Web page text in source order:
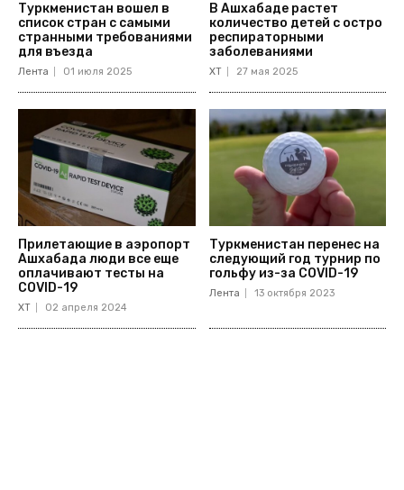
Туркменистан вошел в
список стран с самыми
странными требованиями
для въезда
Лента 01 июля 2025
В Ашхабаде растет
количество детей с остро
респираторными
заболеваниями
ХТ 27 мая 2025
Прилетающие в аэропорт
Ашхабада люди все еще
оплачивают тесты на
COVID-19
ХТ 02 апреля 2024
Туркменистан перенес на
следующий год турнир по
гольфу из-за COVID-19
Лента 13 октября 2023